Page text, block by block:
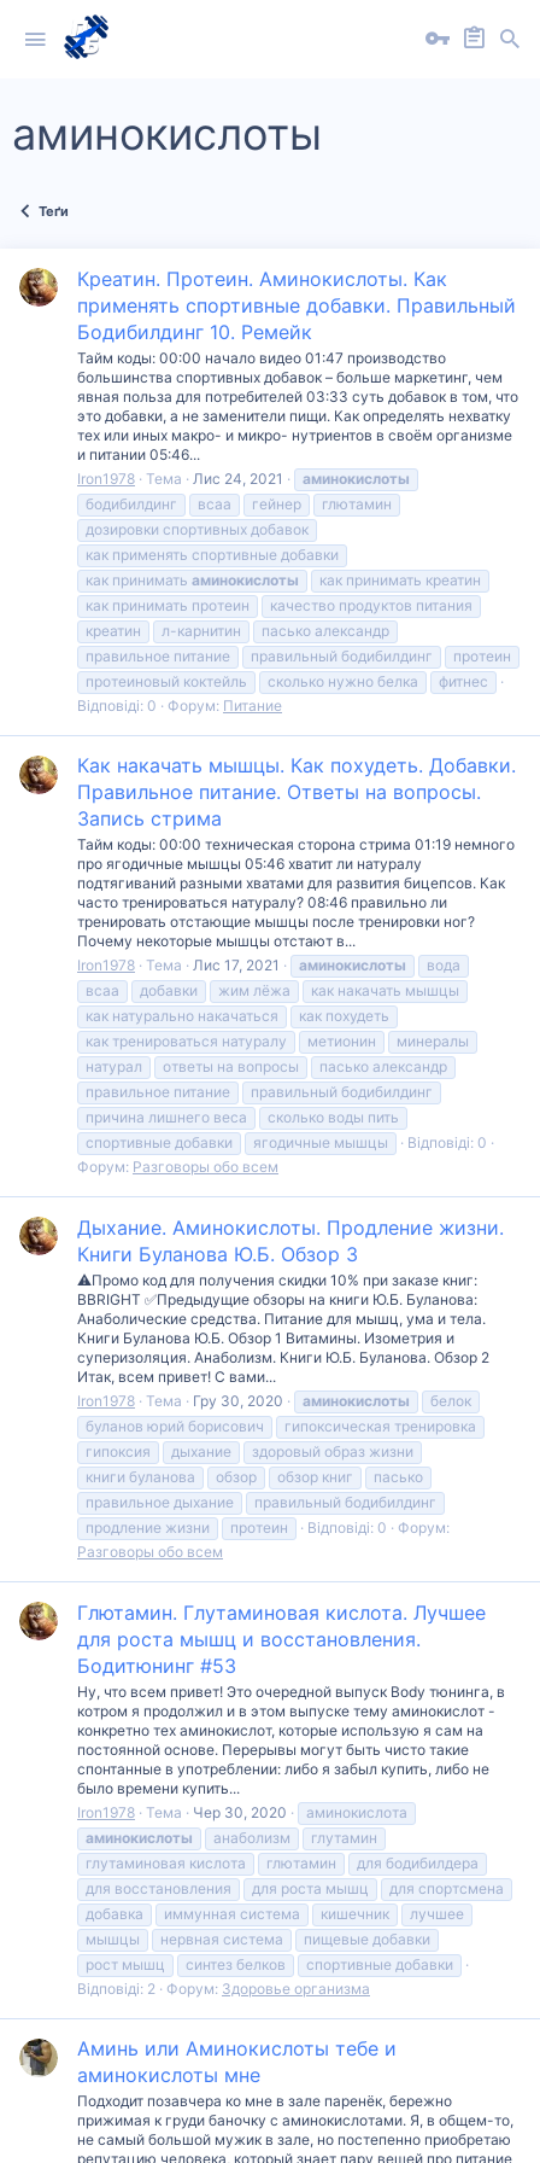
аминокислоты
Теґи
Креатин. Протеин. Аминокислоты. Как
применять спортивные добавки. Правильный
Бодибилдинг 10. Ремейк
Тайм коды: 00:00 начало видео 01:47 производство
большинства спортивных добавок – больше маркетинг, чем
явная польза для потребителей 03:33 суть добавок в том, что
это добавки, а не заменители пищи. Как определять нехватку
тех или иных макро- и микро- нутриентов в своём организме
и питании 05:46...
Iron1978 Тема Лис 24, 2021
аминокислоты
бодибилдинг
всаа гейнер
глютамин
дозировки спортивных добавок
как применять спортивные добавки
как принимать аминокислоты
как принимать креатин
как принимать протеин
качество продуктов питания
креатин
л-карнитин
пасько александр
правильное питание
правильный бодибилдинг
протеин
протеиновый коктейль
сколько нужно белка
фитнес
Відповіді: 0
Форум: Питание
Как накачать мышцы. Как похудеть. Добавки.
Правильное питание. Ответы на вопросы.
Запись стрима
Тайм коды: 00:00 техническая сторона стрима 01:19 немного
про ягодичные мышцы 05:46 хватит ли натуралу
подтягиваний разными хватами для развития бицепсов. Как
часто тренироваться натуралу? 08:46 правильно ли
тренировать отстающие мышцы после тренировки ног?
Почему некоторые мышцы отстают в...
Iron1978 Тема Лис 17, 2021 аминокислоты
вода
всаа
добавки жим лёжа
как накачать мышцы
как натурально накачаться
как похудеть
как тренироваться натуралу
метионин
минералы
натурал
ответы на вопросы
пасько александр
правильное питание
правильный бодибилдинг
причина лишнего веса
сколько воды пить
спортивные добавки
ягодичные мышцы
Відповіді: 0
Форум: Разговоры обо всем
Дыхание. Аминокислоты. Продление жизни.
Книги Буланова Ю.Б. Обзор 3
⚠️Промо код для получения скидки 10% при заказе книг:
BBRIGHT ✅Предыдущие обзоры на книги Ю.Б. Буланова:
Анаболические средства. Питание для мышц, ума и тела.
Книги Буланова Ю.Б. Обзор 1 Витамины. Изометрия и
суперизоляция. Анаболизм. Книги Ю.Б. Буланова. Обзор 2
Итак, всем привет! С вами...
Iron1978 Тема Гру 30, 2020 аминокислоты
белок
буланов юрий борисович
гипоксическая тренировка
гипоксия
дыхание
здоровый образ жизни
книги буланова
обзор обзор книг
пасько
правильное дыхание
правильный бодибилдинг
продление жизни
протеин Відповіді: 0
Форум:
Разговоры обо всем
Глютамин. Глутаминовая кислота. Лучшее
для роста мышц и восстановления.
Бодитюнинг #53
Ну, что всем привет! Это очередной выпуск Body тюнинга, в
котром я продолжил и в этом выпуске тему аминокислот -
конкретно тех аминокислот, которые использую я сам на
постоянной основе. Перерывы могут быть чисто такие
спонтанные в употреблении: либо я забыл купить, либо не
было времени купить...
Iron1978 Тема Чер 30, 2020
аминокислота
аминокислоты
анаболизм
глутамин
глутаминовая кислота
глютамин
для бодибилдера
для восстановления
для роста мышц
для спортсмена
добавка
иммунная система кишечник
лучшее
мышцы
нервная система
пищевые добавки
рост мышц
синтез белков
спортивные добавки
Відповіді: 2
Форум: Здоровье организма
Аминь или Аминокислоты тебе и
аминокислоты мне
Подходит позавчера ко мне в зале паренёк, бережно
прижимая к груди баночку с аминокислотами. Я, в общем-то,
не самый большой мужик в зале, но постепенно приобретаю
репутацию человека, который знает пару вещей про питание